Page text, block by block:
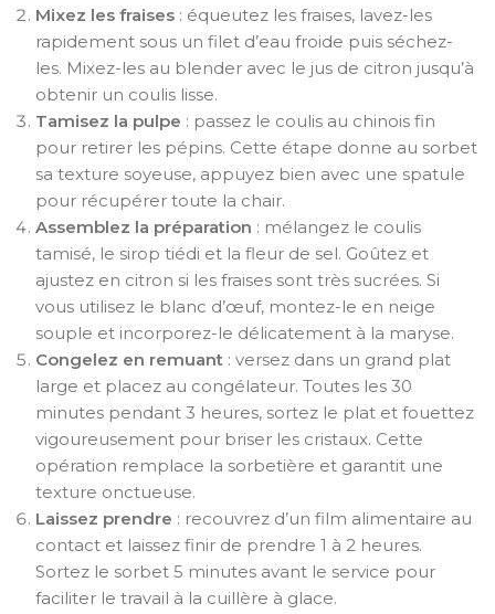
Mixez les fraises : équeutez les fraises, lavez-les
rapidement sous un filet d’eau froide puis séchez-
les. Mixez-les au blender avec le jus de citron jusqu’à
obtenir un coulis lisse.
Tamisez la pulpe : passez le coulis au chinois fin
pour retirer les pépins. Cette étape donne au sorbet
sa texture soyeuse, appuyez bien avec une spatule
pour récupérer toute la chair.
Assemblez la préparation : mélangez le coulis
tamisé, le sirop tiédi et la fleur de sel. Goûtez et
ajustez en citron si les fraises sont très sucrées. Si
vous utilisez le blanc d’œuf, montez-le en neige
souple et incorporez-le délicatement à la maryse.
Congelez en remuant : versez dans un grand plat
large et placez au congélateur. Toutes les 30
minutes pendant 3 heures, sortez le plat et fouettez
vigoureusement pour briser les cristaux. Cette
opération remplace la sorbetière et garantit une
texture onctueuse.
Laissez prendre : recouvrez d’un film alimentaire au
contact et laissez finir de prendre 1 à 2 heures.
Sortez le sorbet 5 minutes avant le service pour
faciliter le travail à la cuillère à glace.